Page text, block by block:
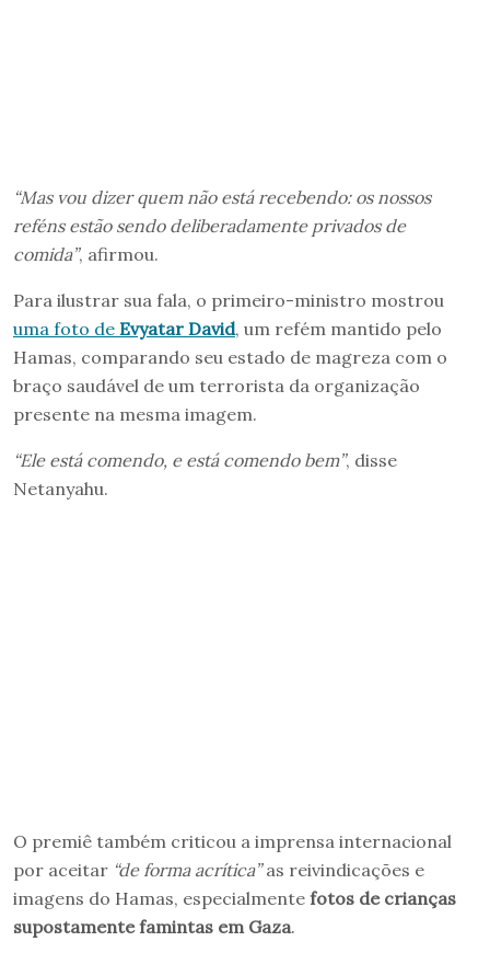
“Mas vou dizer quem não está recebendo: os nossos
reféns estão sendo deliberadamente privados de
comida”, afirmou.
Para ilustrar sua fala, o primeiro-ministro mostrou
uma foto de Evyatar David, um refém mantido pelo
Hamas, comparando seu estado de magreza com o
braço saudável de um terrorista da organização
presente na mesma imagem.
“Ele está comendo, e está comendo bem”, disse
Netanyahu.
O premiê também criticou a imprensa internacional
por aceitar “de forma acrítica”as reivindicações e
imagens do Hamas, especialmente fotos de crianças
supostamente famintas em Gaza.